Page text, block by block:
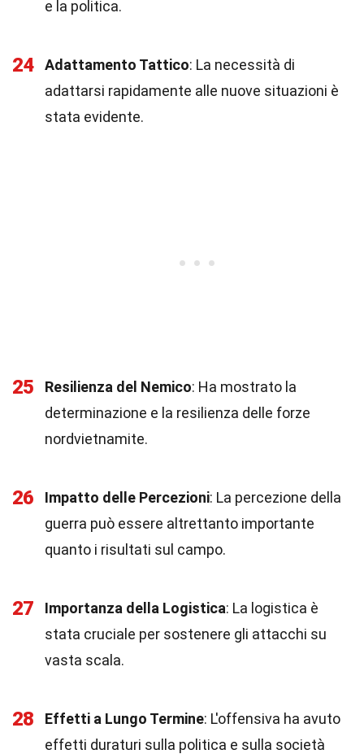
e la politica.
24 Adattamento Tattico: La necessità di
adattarsi rapidamente alle nuove situazioni è
stata evidente.
25 Resilienza del Nemico: Ha mostrato la
determinazione e la resilienza delle forze
nordvietnamite.
26 Impatto delle Percezioni: La percezione della
guerra può essere altrettanto importante
quanto i risultati sul campo.
27 Importanza della Logistica: La logistica è
stata cruciale per sostenere gli attacchi su
vasta scala.
28 Effetti a Lungo Termine: L'offensiva ha avuto
effetti duraturi sulla politica e sulla società